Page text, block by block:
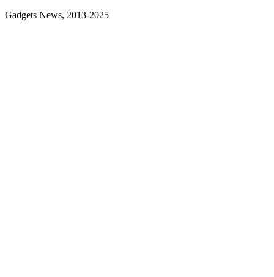
Gadgets News, 2013-2025